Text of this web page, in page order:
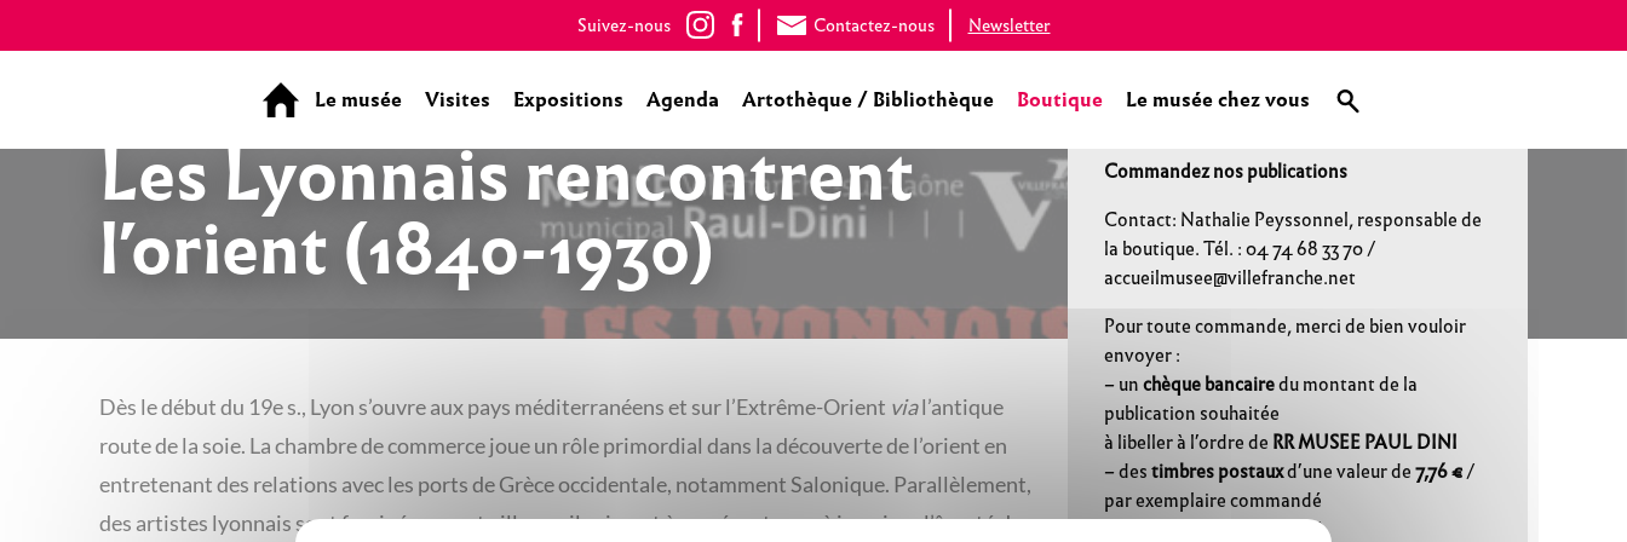
Suivez-nous Contactez-nous Newsletter
Le musée Visites Expositions Agenda Artothèque / Bibliothèque Boutique Le musée chez vous
Les Lyonnais rencontrent
l’orient (1840-1930)
Dès le début du 19e s., Lyon s’ouvre aux pays méditerranéens et sur l’Extrême-Orient vial’antique
route de la soie. La chambre de commerce joue un rôle primordial dans la découverte de l’orient en
entretenant des relations avec les ports de Grèce occidentale, notamment Salonique. Parallèlement,
des artistes lyonnais sont fascinés par cet ailleurs: ils aiment à représenter ou à imaginer l’âpreté du
Commandez nos publications
Contact: Nathalie Peyssonnel, responsable de
la boutique. Tél. : 04 74 68 33 70 /
accueilmusee@villefranche.net
Pour toute commande, merci de bien vouloir
envoyer :
– unchèque bancairedu montant de la
publication souhaitée
à libeller à l’ordre de RR MUSEE PAUL DINI
– destimbres postauxd’une valeur de7,76 €/
par exemplaire commandé
(soit 8 timbres lettre verte).